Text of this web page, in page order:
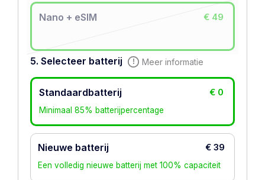
Nano + eSIM € 49
5. Selecteer batterij Meer informatie
Standaardbatterij € 0
Minimaal 85% batterijpercentage
Nieuwe batterij € 39
Een volledig nieuwe batterij met 100% capaciteit